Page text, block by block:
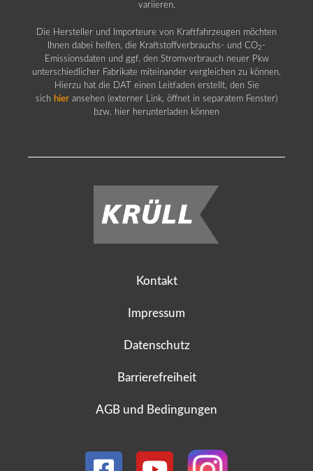
variieren.
Die Hersteller und Importeure von Kraftfahrzeugen möchten
Ihnen dabei helfen, die Kraftstoffverbrauchs- und CO2 -
Emissionsdaten und ggf. den Stromverbrauch neuer Pkw
unterschiedlicher Fabrikate miteinander vergleichen zu können.
Hierzu hat die DAT einen Leitfaden erstellt, den Sie
sich hier ansehen (externer Link, öffnet in separatem Fenster)
bzw. hier herunterladen können
Kontakt
Impressum
Datenschutz
Barrierefreiheit
AGB und Bedingungen